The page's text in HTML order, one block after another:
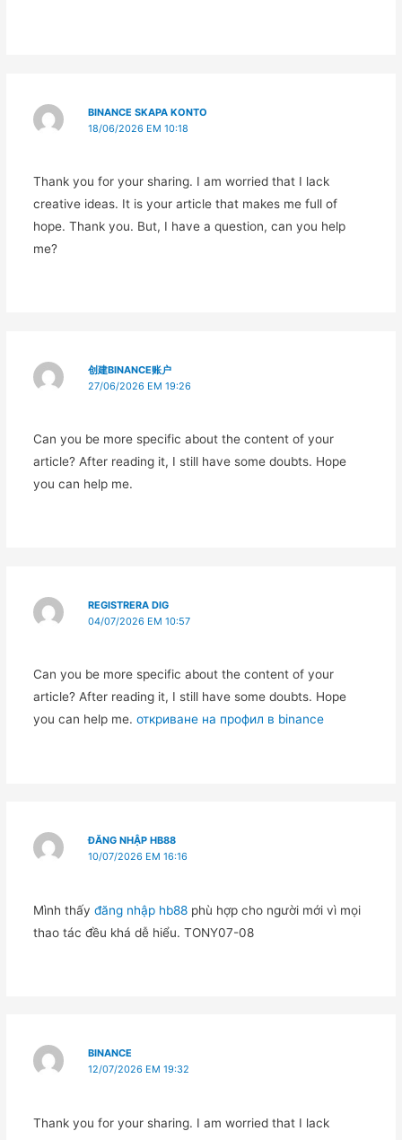
BINANCE SKAPA KONTO
18/06/2026 EM 10:18
Thank you for your sharing. I am worried that I lack
creative ideas. It is your article that makes me full of
hope. Thank you. But, I have a question, can you help
me?
创建BINANCE账户
27/06/2026 EM 19:26
Can you be more specific about the content of your
article? After reading it, I still have some doubts. Hope
you can help me.
REGISTRERA DIG
04/07/2026 EM 10:57
Can you be more specific about the content of your
article? After reading it, I still have some doubts. Hope
you can help me. откриване на профил в binance
ĐĂNG NHẬP HB88
10/07/2026 EM 16:16
Mình thấy đăng nhập hb88phù hợp cho người mới vì mọi
thao tác đều khá dễ hiểu. TONY07-08
BINANCE
12/07/2026 EM 19:32
Thank you for your sharing. I am worried that I lack